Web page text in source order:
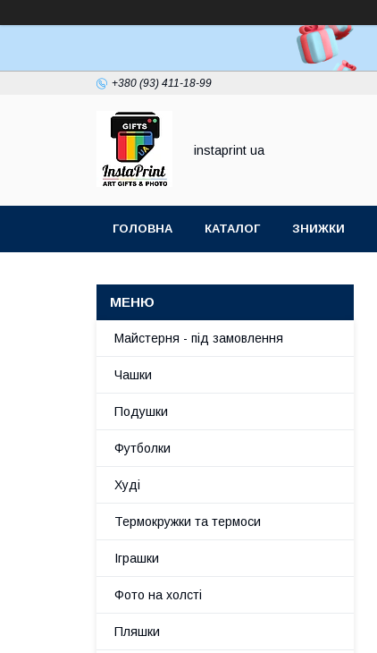
+380 (93) 411-18-99
instaprint ua
ГОЛОВНА КАТАЛОГ ЗНИЖКИ
Майстерня - під замовлення
Чашки
Подушки
Футболки
Худі
Термокружки та термоси
Іграшки
Фото на холсті
Пляшки